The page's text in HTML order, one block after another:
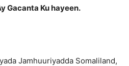
Gacanta Ku hayeen.
Jamhuuriyadda Somaliland,